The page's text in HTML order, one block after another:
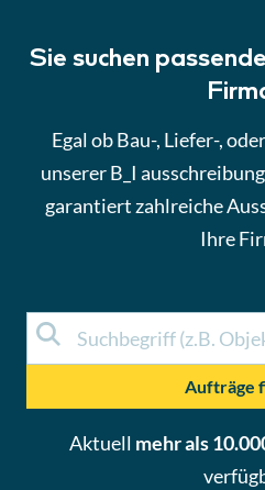
Sie suchen
Egal ob Bau-, Liefer-,
unserer B_I
garantiert zahlreiche
Ihre
Aufträge
Aktuell mehr als